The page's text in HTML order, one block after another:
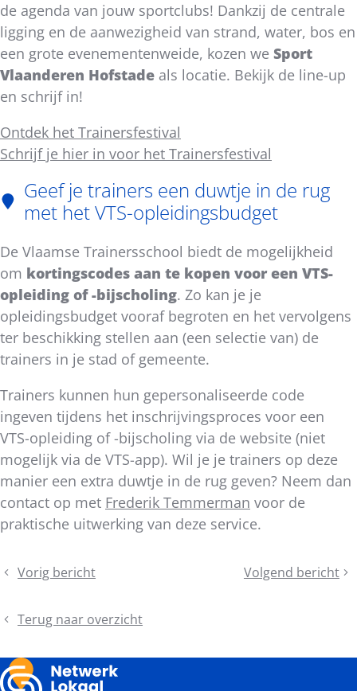
de agenda van jouw sportclubs! Dankzij de centrale
ligging en de aanwezigheid van strand, water, bos en
een grote evenementenweide, kozen we Sport
Vlaanderen Hofstade als locatie. Bekijk de line-up
en schrijf in!
Ontdek het Trainersfestival
Schrijf je hier in voor het Trainersfestival
Geef je trainers een duwtje in de rug
met het VTS-opleidingsbudget
De Vlaamse Trainersschool biedt de mogelijkheid
om kortingscodes aan te kopen voor een VTS-
opleiding of -bijscholing. Zo kan je je
opleidingsbudget vooraf begroten en het vervolgens
ter beschikking stellen aan (een selectie van) de
trainers in je stad of gemeente.
Trainers kunnen hun gepersonaliseerde code
ingeven tijdens het inschrijvingsproces voor een
VTS-opleiding of -bijscholing via de website (niet
mogelijk via de VTS-app). Wil je je trainers op deze
manier een extra duwtje in de rug geven? Neem dan
contact op met Frederik Temmerman voor de
praktische uitwerking van deze service.
Deel
bericht
Vorig bericht
Podcast
Sportbeleid:
stimuleert
Coach
Volgend bericht
Zet
op
Terug naar overzicht